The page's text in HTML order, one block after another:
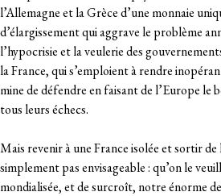
l’Allemagne et la Grèce d’une monnaie
d’élargissement qui aggrave le problème
l’hypocrisie et la veulerie des
la France, qui s’emploient à rendre
mine de défendre en faisant de l’Europe le
tous leurs échecs.
Mais revenir à une France isolée et sortir de
simplement pas envisageable : qu’on le
mondialisée, et de surcroît, notre énorme